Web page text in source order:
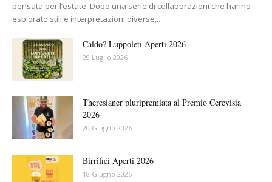
pensata per l’estate. Dopo una serie di collaborazioni che hanno
esplorato stili e interpretazioni diverse,...
Caldo? Luppoleti Aperti 2026
29 Luglio 2026
Theresianer pluripremiata al Premio Cerevisia
2026
20 Giugno 2026
Birrifici Aperti 2026
18 Giugno 2026